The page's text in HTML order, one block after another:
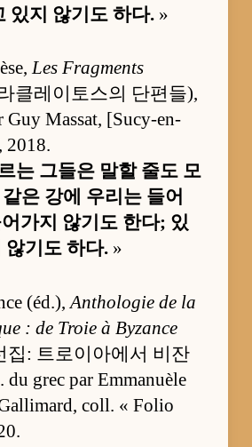
있지 않기도 하다. »
Les Fragments
클레이토스의 단편들),
Guy Massat, [Sucy-en-
2018.
는 그들은 말할 줄도 모
같은 강에 우리는 들어
가지 않기도 한다; 있
않기도 하다. »
(éd.),Anthologie de la
: de Troie à Byzance
집: 트로이아에서 비잔
grec par Emmanuèle
coll. « Folio